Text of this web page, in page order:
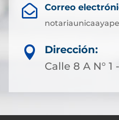
 Correo

Dirección:
Calle 8 A N° 1